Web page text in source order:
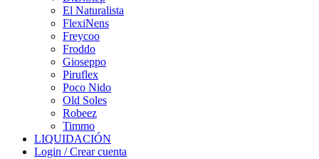
El Naturalista
FlexiNens
Freycoo
Froddo
Gioseppo
Piruflex
Poco Nido
Old Soles
Robeez
Timmo
LIQUIDACIÓN
Login / Crear cuenta